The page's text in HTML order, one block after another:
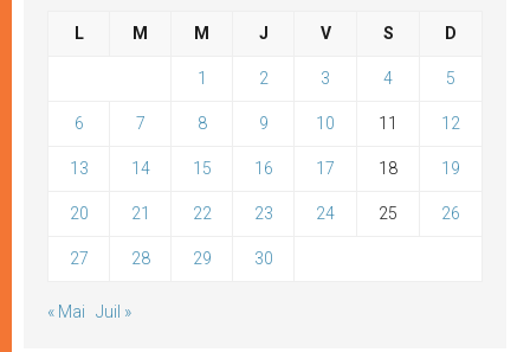
L M M J V S D
1 2 3 4 5
6 7 8 9 10 11 12
13 14 15 16 17 18 19
20 21 22 23 24 25 26
27 28 29 30
« Mai Juil »